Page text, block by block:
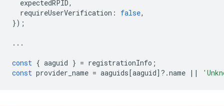
expectedRPID,
requireUserVerification : false,
});
...
const { aaguid } = registrationInfo ;
const provider_name = aaguids [aaguid] ? .name ||